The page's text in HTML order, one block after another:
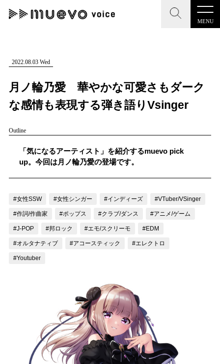
MENU
CLOSE
記事を検索する
人気ワード
#男性SSW #ポップス #女性SSW
CLOSE
"読者の声を形にする”音楽特化メディア
MENU
記事一覧
お問い合わせ
記事リクエスト
ログイン
muevoクラウドファンディング
muevoコミュニティ
ぶいクラ！by muevo
2022.08.03 Wed
月ノ輪乃愛 華やかな可愛さもダーク
な感情も表現する弾き語りVsinger
Outline
「気になるアーティスト」を紹介するmuevo pick
up。今回は月ノ輪乃愛の登場です。
#女性SSW #女性シンガー #インディーズ #VTuber/VSinger
#作詞/作曲家 #ポップス #クラブ/ダンス #アニメ/ゲーム
#J-POP #邦ロック #エモ/スクリーモ #EDM
#オルタナティブ #アコースティック #エレクトロ
#Youtuber